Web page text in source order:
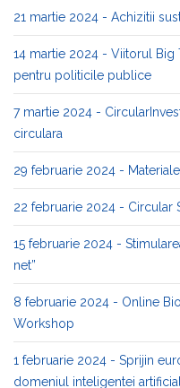
21 martie 2024 - Achizitii
14 martie 2024 - Viitorul Big
pentru politicile publice
7 martie 2024 -
circulara
29 februarie 2024 -
22 februarie 2024 - Circular
15 februarie 2024 -
net”
8 februarie 2024 - Online
Workshop
1 februarie 2024 - Sprijin
domeniul inteligentei